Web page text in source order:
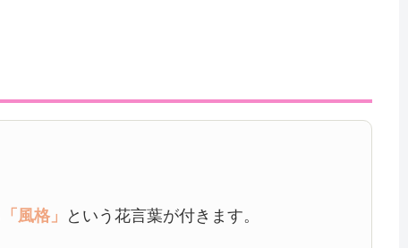
「風格」 という花言葉が付きます。